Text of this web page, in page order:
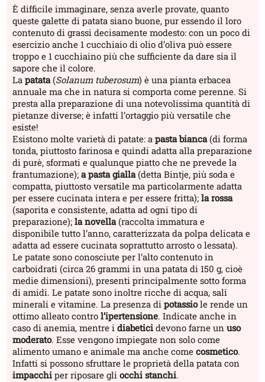
È difficile immaginare, senza averle provate, quanto
queste galette di patata siano buone, pur essendo il loro
contenuto di grassi decisamente modesto: con un poco di
esercizio anche 1 cucchiaio di olio d’oliva può essere
troppo e 1 cucchiaino più che sufficiente da dare sia il
sapore che il colore.
Lapatata(Solanum tuberosum) è una pianta erbacea
annuale ma che in natura si comporta come perenne. Si
presta alla preparazione di una notevolissima quantità di
pietanze diverse; è infatti l’ortaggio più versatile che
esiste!
Esistono molte varietà di patate: apasta bianca(di forma
tonda, piuttosto farinosa e quindi adatta alla preparazione
di purè, sformati e qualunque piatto che ne prevede la
frantumazione);a pasta gialla(detta Bintje, più soda e
compatta, piuttosto versatile ma particolarmente adatta
per essere cucinata intera e per essere fritta);la rossa
(saporita e consistente, adatta ad ogni tipo di
preparazione);la novella(raccolta immatura e
disponibile tutto l’anno, caratterizzata da polpa delicata e
adatta ad essere cucinata soprattutto arrosto o lessata).
Le patate sono conosciute per l’alto contenuto in
carboidrati (circa 26 grammi in una patata di 150 g, cioè
medie dimensioni), presenti principalmente sotto forma
di amidi. Le patate sono inoltre ricche di acqua, sali
minerali e vitamine. La presenza dipotassiole rende un
ottimo alleato control’ipertensione. Indicate anche in
caso di anemia, mentre idiabeticidevono farne unuso
moderato. Esse vengono impiegate non solo come
alimento umano e animale ma anche comecosmetico.
Infatti si possono sfruttare le proprietà della patata con
impacchiper riposare gliocchi stanchi.